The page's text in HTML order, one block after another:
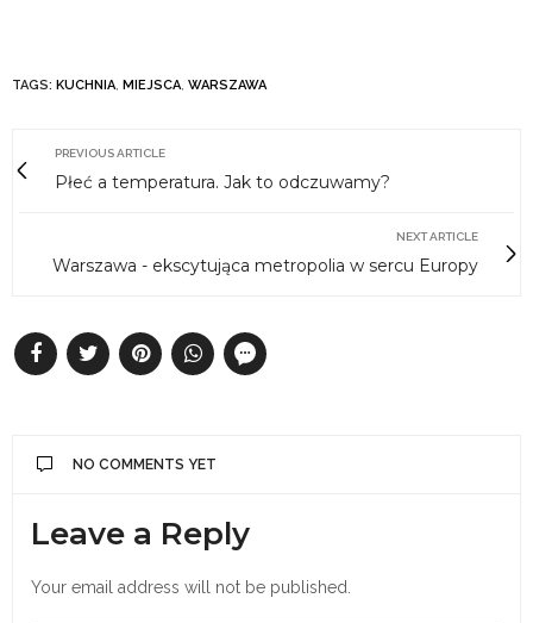
TAGS: KUCHNIA, MIEJSCA, WARSZAWA
PREVIOUS ARTICLE
Płeć a temperatura. Jak to odczuwamy?
NEXT ARTICLE
Warszawa - ekscytująca metropolia w sercu Europy
NO COMMENTS YET
Leave a Reply
Your email address will not be published.